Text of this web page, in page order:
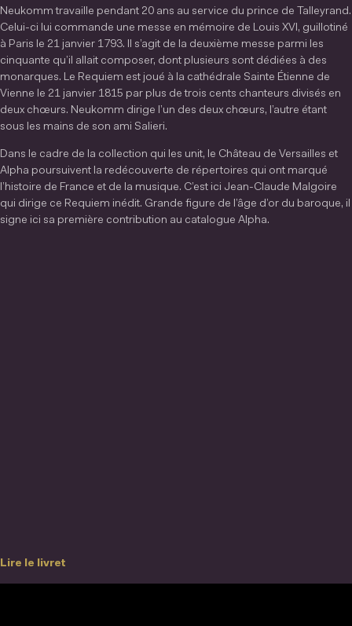
Neukomm travaille pendant 20 ans au service du prince de Talleyrand.
Celui-ci lui commande une messe en mémoire de Louis XVI, guillotiné
à Paris le 21 janvier 1793. Il s’agit de la deuxième messe parmi les
cinquante qu’il allait composer, dont plusieurs sont dédiées à des
monarques. Le Requiem est joué à la cathédrale Sainte Étienne de
Vienne le 21 janvier 1815 par plus de trois cents chanteurs divisés en
deux chœurs. Neukomm dirige l’un des deux chœurs, l’autre étant
sous les mains de son ami Salieri.
Dans le cadre de la collection qui les unit, le Château de Versailles et
Alpha poursuivent la redécouverte de répertoires qui ont marqué
l’histoire de France et de la musique. C’est ici Jean-Claude Malgoire
qui dirige ce Requiem inédit. Grande figure de l’âge d’or du baroque, il
signe ici sa première contribution au catalogue Alpha.
Lire le livret